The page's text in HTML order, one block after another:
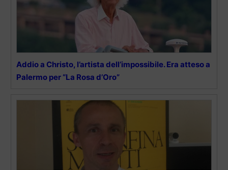
Addio a Christo, l’artista dell’impossibile. Era atteso a
Palermo per “La Rosa d’Oro”